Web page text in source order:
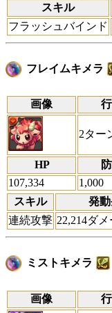
スキル
フラッシュバインド
フレイムキメラ
画像
2ター
HP
107,334
1,000
スキル
発
連続攻撃 22,214ダ
ミストキメラ
画像